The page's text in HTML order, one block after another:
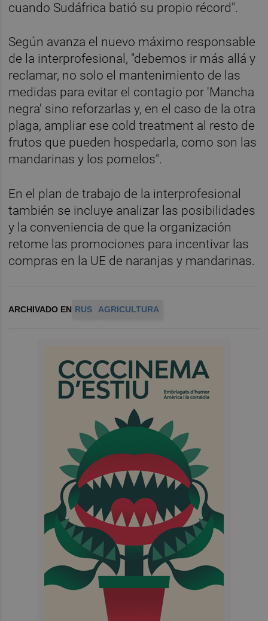
cuando Sudáfrica batió su propio récord".
Según avanza el nuevo máximo responsable
de la interprofesional, "debemos ir más allá y
reclamar, no solo el mantenimiento de las
medidas para evitar el contagio por 'Mancha
negra' sino reforzarlas y, en el caso de la otra
plaga, ampliar ese cold treatment al resto de
frutos que pueden hospedarla, como son las
mandarinas y los pomelos".
En el plan de trabajo de la interprofesional
también se incluye analizar las posibilidades
y la conveniencia de que la organización
retome las promociones para incentivar las
compras en la UE de naranjas y mandarinas.
ARCHIVADO EN RUS AGRICULTURA